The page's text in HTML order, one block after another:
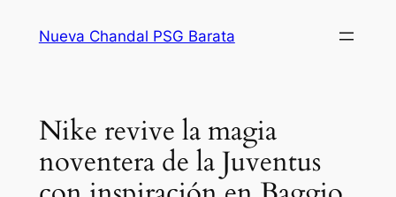
Nueva Chandal PSG Barata
Nike revive la magia
noventera de la Juventus